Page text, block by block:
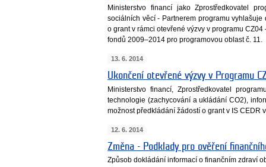
Ministerstvo financí jako Zprostředkovatel
sociálních věcí - Partnerem programu
o grant v rámci otevřené výzvy v programu
fondů 2009–2014 pro programovou oblast č. 11.
13. 6. 2014
Ukončení otevřené výzvy v Programu
Ministerstvo financí, Zprostředkovatel
technologie (zachycování a ukládání CO2),
možnost předkládání žádostí o grant v IS CEDR
12. 6. 2014
Změna - Podklady pro ověření
Způsob dokládání informací o finančním zdraví